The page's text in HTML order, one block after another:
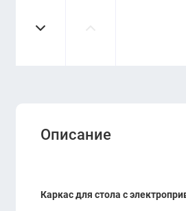
Описание
Каркас для стола с